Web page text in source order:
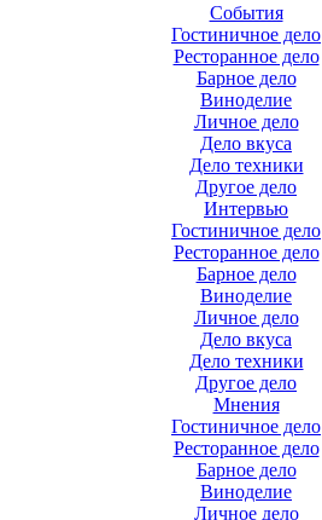
События
Гостиничное дело
Ресторанное дело
Барное дело
Виноделие
Личное дело
Дело вкуса
Дело техники
Другое дело
Интервью
Гостиничное дело
Ресторанное дело
Барное дело
Виноделие
Личное дело
Дело вкуса
Дело техники
Другое дело
Мнения
Гостиничное дело
Ресторанное дело
Барное дело
Виноделие
Личное дело